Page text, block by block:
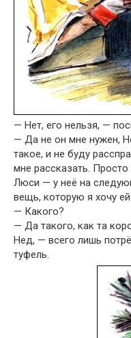
— Нет, его нельзя, —
— Да не он мне нужен,
такое, и не буду
мне рассказать.
Люси — у неё на
вещь, которую я хочу
— Какого?
— Да такого, как та
Нед, — всего лишь
туфель.